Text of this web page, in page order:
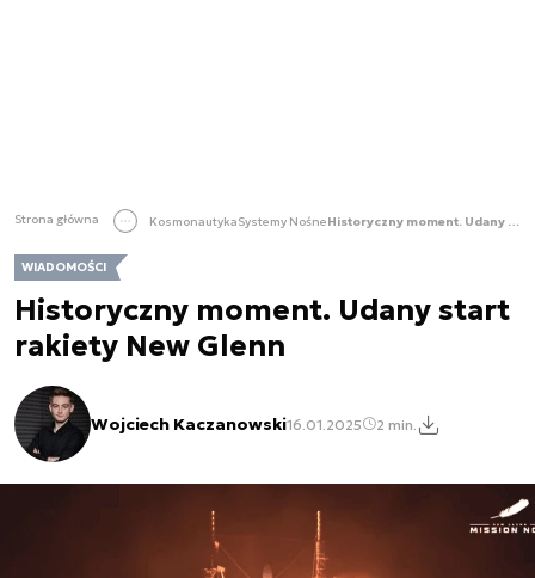
Strona główna KosmonautykaSystemy Nośne Historyczny moment. Udany start rakiety New Glenn
WIADOMOŚCI
Historyczny moment. Udany start
rakiety New Glenn
Wojciech Kaczanowski16.01.2025 2 min.